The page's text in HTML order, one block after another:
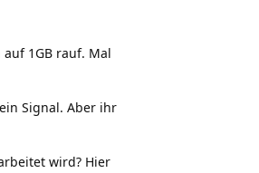
1GB rauf. Mal
Signal. Aber ihr
wird? Hier